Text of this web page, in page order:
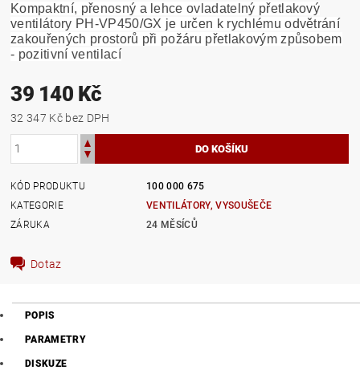
Kompaktní, přenosný a lehce ovladatelný přetlakový
ventilátory PH-VP450/GX je určen k rychlému odvětrání
zakouřených prostorů při požáru přetlakovým způsobem
- pozitivní ventilací
39 140 Kč
32 347 Kč bez DPH
KÓD PRODUKTU
100 000 675
KATEGORIE
VENTILÁTORY, VYSOUŠEČE
ZÁRUKA
24 MĚSÍCŮ
Dotaz
POPIS
PARAMETRY
DISKUZE